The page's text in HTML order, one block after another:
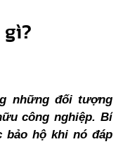
những đối tượng
công nghiệp. Bí
bảo hộ khi nó đáp